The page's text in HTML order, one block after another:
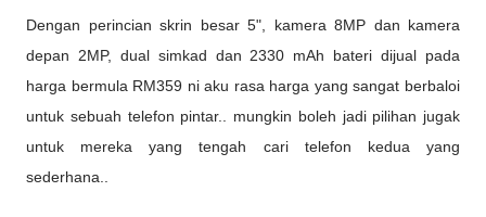
Dengan perincian skrin besar 5", kamera 8MP dan kamera
depan 2MP, dual simkad dan 2330 mAh bateri dijual pada
harga bermula RM359 ni aku rasa harga yang sangat berbaloi
untuk sebuah telefon pintar.. mungkin boleh jadi pilihan jugak
untuk mereka yang tengah cari telefon kedua yang
sederhana..